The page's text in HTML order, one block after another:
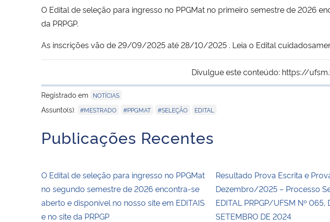
O Edital de seleção para ingresso no PPGMat no primeiro semestre de 2026
da PRPGP.
As inscrições vão de 29/09/2025 até 28/10/2025 . Leia o Edital
Divulgue este conteúdo: https://
Registrado em
NOTÍCIAS
Assunto(s): #MESTRADO #PPGMAT #SELEÇÃO EDITAL
Publicações Recentes
O Edital de seleção para ingresso no PPGMat
no segundo semestre de 2026 encontra-se
aberto e disponível no nosso site em EDITAIS
e no site da PRPGP
Resultado Prova Escrita e
Dezembro/2025 – Processo
EDITAL PRPGP/UFSM Nº 065,
SETEMBRO DE 2024